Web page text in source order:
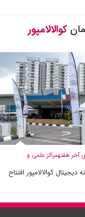
کوالالامپور
آخر هفتهمراکز علمی و
دیجیتال کوالالامپور افتتاح